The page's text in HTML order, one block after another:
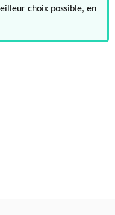
choix possible, en